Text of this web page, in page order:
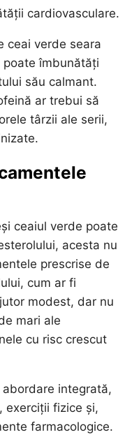
cardiovasculare.
ceai verde seara
îmbunătăți
său calmant.
ar trebui să
târzii ale serii,
ceaiul verde poate
acesta nu
prescrise de
cum ar fi
modest, dar nu
mari ale
cu risc crescut
integrată,
exerciții fizice și,
farmacologice.